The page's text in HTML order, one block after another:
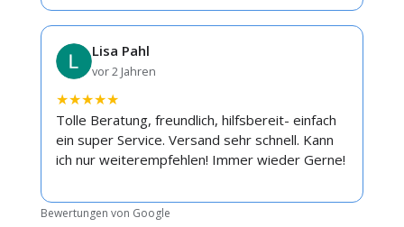
Lisa Pahl
vor 2 Jahren
★★★★★
Tolle Beratung, freundlich, hilfsbereit- einfach
ein super Service. Versand sehr schnell. Kann
ich nur weiterempfehlen! Immer wieder Gerne!
Bewertungen von Google